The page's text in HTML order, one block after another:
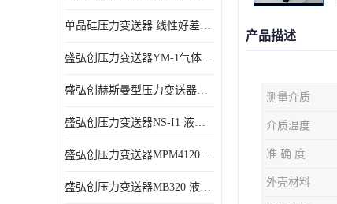
单晶硅压力变送器 线性好差压变送器
盛弘创压力变送器YM-1气体压力传感器负压计
盛弘创赫斯曼型压力变送器HG200 液体压力传感器负压计
盛弘创压力变送器NS-I1 液体压力传感器负压计
盛弘创压力变送器MPM4120C 液体压力传感器负压计
盛弘创压力变送器MB320 液体压力传感器负压计
产品描述
测量介质
介质温度
准 确 度
外壳材料